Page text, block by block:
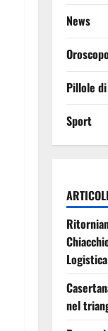
News
Pillole
Sport
Logistica
nel